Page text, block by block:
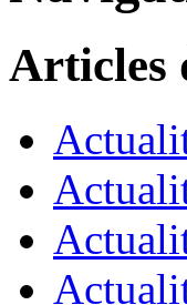
Articles